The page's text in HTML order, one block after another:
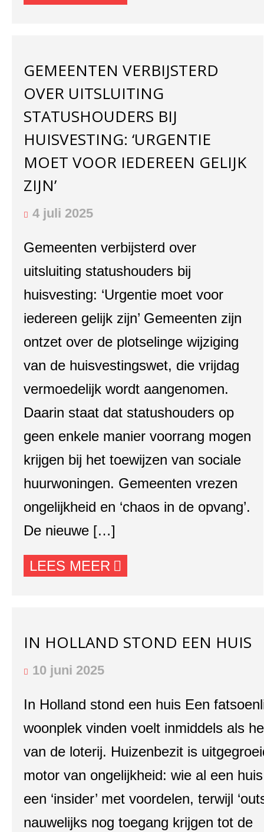
GEMEENTEN VERBIJSTERD
OVER UITSLUITING
STATUSHOUDERS BIJ
HUISVESTING: ‘URGENTIE
MOET VOOR IEDEREEN GELIJK
ZIJN’
4 juli 2025
Gemeenten verbijsterd over
uitsluiting statushouders bij
huisvesting: ‘Urgentie moet voor
iedereen gelijk zijn’ Gemeenten zijn
ontzet over de plotselinge wijziging
van de huisvestingswet, die vrijdag
vermoedelijk wordt aangenomen.
Daarin staat dat statushouders op
geen enkele manier voorrang mogen
krijgen bij het toewijzen van sociale
huurwoningen. Gemeenten vrezen
ongelijkheid en ‘chaos in de opvang’.
De nieuwe […]
LEES MEER
IN HOLLAND STOND EEN HUIS
10 juni 2025
In Holland stond een huis Een
woonplek vinden voelt inmiddels als
van de loterij. Huizenbezit is
motor van ongelijkheid: wie al een
een ‘insider’ met voordelen, terwijl
nauwelijks nog toegang krijgen tot de